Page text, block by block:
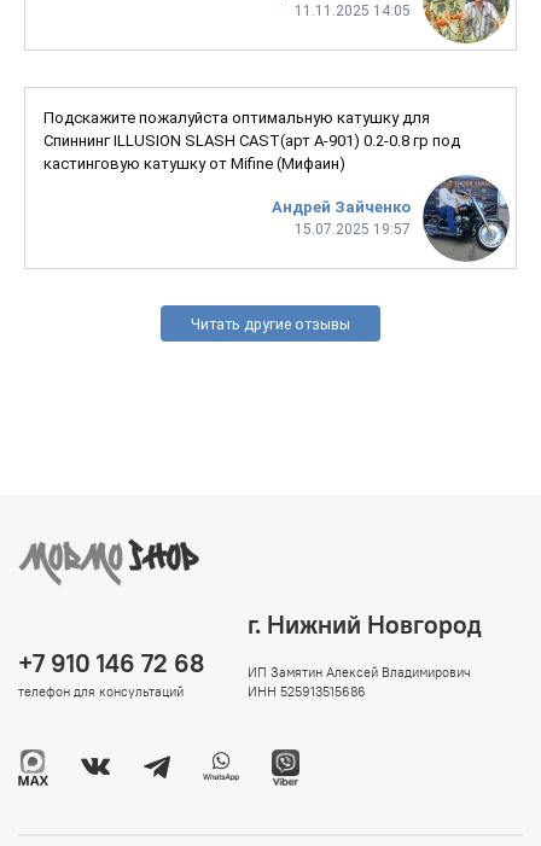
11.11.2025 14:05
Андрей Зайченко
15.07.2025 19:57
Подскажите пожалуйста оптимальную катушку для
Спиннинг ILLUSION SLASH CAST(арт A-901) 0.2-0.8 гр под
кастинговую катушку от Mifine (Мифаин)
Читать другие отзывы
+7 910 146 72 68
телефон для консультаций
г. Нижний Новгород
ИП Замятин Алексей Владимирович
ИНН 525913515686